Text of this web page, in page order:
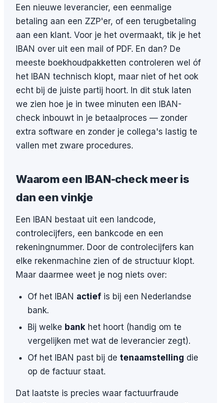
Een nieuwe leverancier, een eenmalige
betaling aan een ZZP'er, of een terugbetaling
aan een klant. Voor je het overmaakt, tik je het
IBAN over uit een mail of PDF. En dan? De
meeste boekhoudpakketten controleren wel óf
het IBAN technisch klopt, maar niet of het ook
echt bij de juiste partij hoort. In dit stuk laten
we zien hoe je in twee minuten een IBAN-
check inbouwt in je betaalproces — zonder
extra software en zonder je collega's lastig te
vallen met zware procedures.
Waarom een IBAN-check meer is
dan een vinkje
Een IBAN bestaat uit een landcode,
controlecijfers, een bankcode en een
rekeningnummer. Door de controlecijfers kan
elke rekenmachine zien of de structuur klopt.
Maar daarmee weet je nog niets over:
Of het IBAN actief is bij een Nederlandse
bank.
Bij welke bank het hoort (handig om te
vergelijken met wat de leverancier zegt).
Of het IBAN past bij de tenaamstelling die
op de factuur staat.
Dat laatste is precies waar factuurfraude